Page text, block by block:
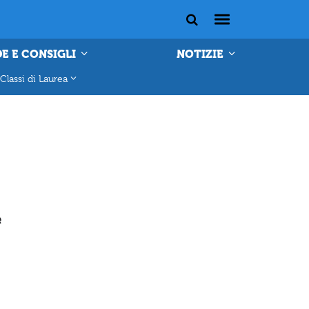
E CONSIGLI
NOTIZIE
Classi di Laurea